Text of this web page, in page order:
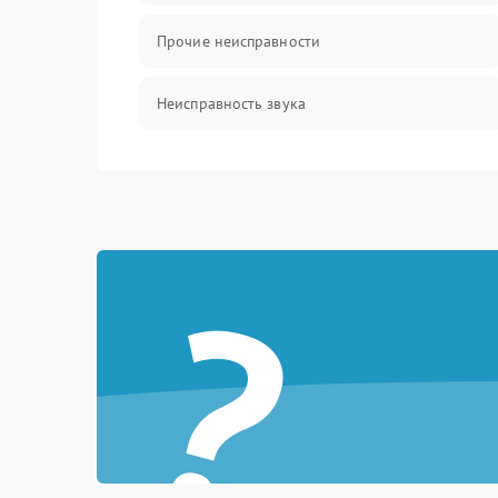
Прочие неисправности
Неисправность звука
?